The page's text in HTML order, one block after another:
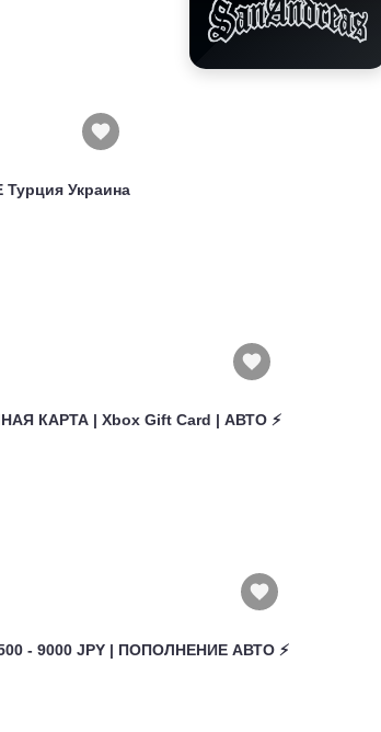
Турция Украина
КАРТА | Xbox Gift Card | АВТО ⚡
- 9000 JPY | ПОПОЛНЕНИЕ АВТО ⚡